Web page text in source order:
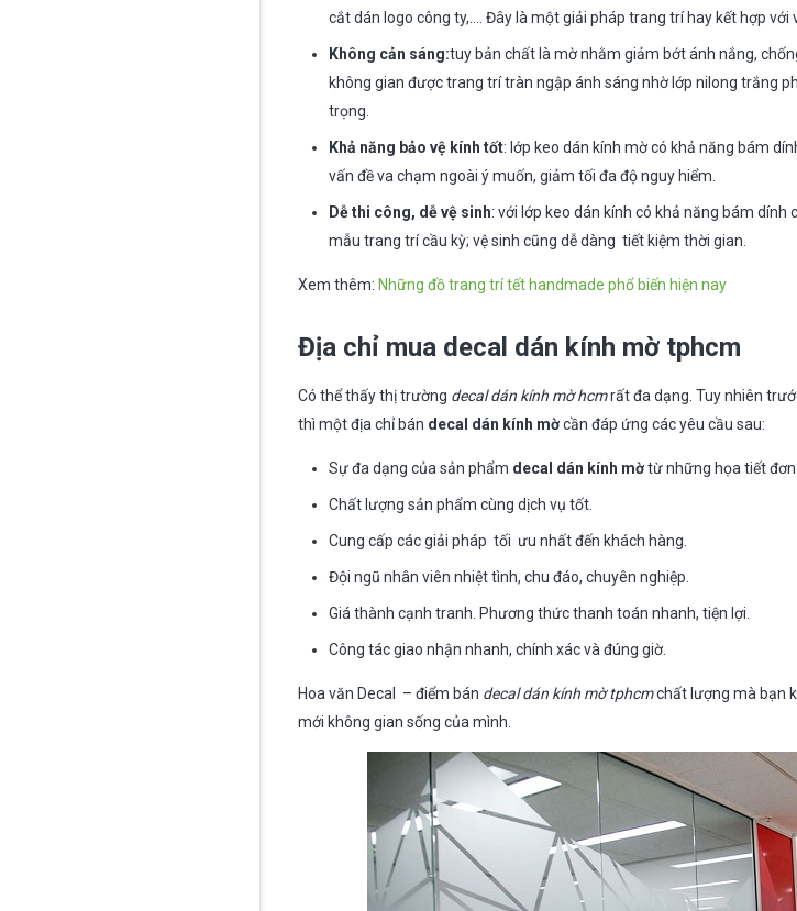
cắt dán logo công ty,…. Đây là một giải pháp trang trí hay kết hợp
Không cản sáng:tuy bản chất là mờ nhằm giảm bớt ánh nắng,
không gian được trang trí tràn ngập ánh sáng nhờ lớp nilong trắng
trọng.
Khả năng bảo vệ kính tốt: lớp keo dán kính mờ có khả năng bám
vấn đề va chạm ngoài ý muốn, giảm tối đa độ nguy hiểm.
Dễ thi công, dễ vệ sinh: với lớp keo dán kính có khả năng bám dính
mẫu trang trí cầu kỳ; vệ sinh cũng dễ dàng tiết kiệm thời gian.
Xem thêm: Những đồ trang trí tết handmade phổ biến hiện nay
Địa chỉ mua decal dán kính mờ tphcm
Có thể thấy thị trường decal dán kính mờ hcmrất đa dạng. Tuy nhiên
thì một địa chỉ bán decal dán kính mờcần đáp ứng các yêu cầu sau:
Sự đa dạng của sản phẩm decal dán kính mờtừ những họa tiết đơn
Chất lượng sản phẩm cùng dịch vụ tốt.
Cung cấp các giải pháp tối ưu nhất đến khách hàng.
Đội ngũ nhân viên nhiệt tình, chu đáo, chuyên nghiệp.
Giá thành cạnh tranh. Phương thức thanh toán nhanh, tiện lợi.
Công tác giao nhận nhanh, chính xác và đúng giờ.
Hoa văn Decal – điểm bán decal dán kính mờ tphcmchất lượng mà bạn
mới không gian sống của mình.